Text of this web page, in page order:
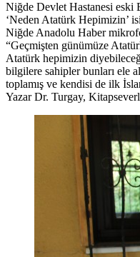
Niğde Devlet Hastanesi eski
‘Neden Atatürk Hepimizin’
Niğde Anadolu Haber
“Geçmişten günümüze
Atatürk hepimizin
bilgilere sahipler bunları ele
toplamış ve kendisi de ilk
Yazar Dr. Turgay,